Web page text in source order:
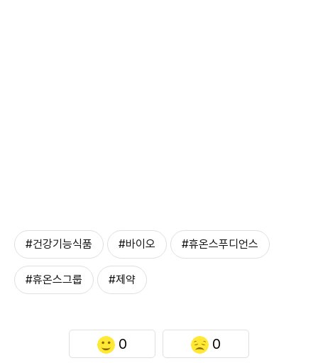
#건강기능식품 #바이오 #휴온스푸디언스
#휴온스그룹 #제약
0 0